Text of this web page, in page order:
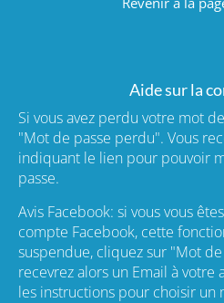
Aide sur la
Si vous avez perdu votre mot
"Mot de passe perdu". Vous
indiquant le lien pour pouvoir
passe.
Avis Facebook: si vous vous
compte Facebook, cette
suspendue, cliquez sur "Mot
recevrez alors un Email à
les instructions pour choisir un